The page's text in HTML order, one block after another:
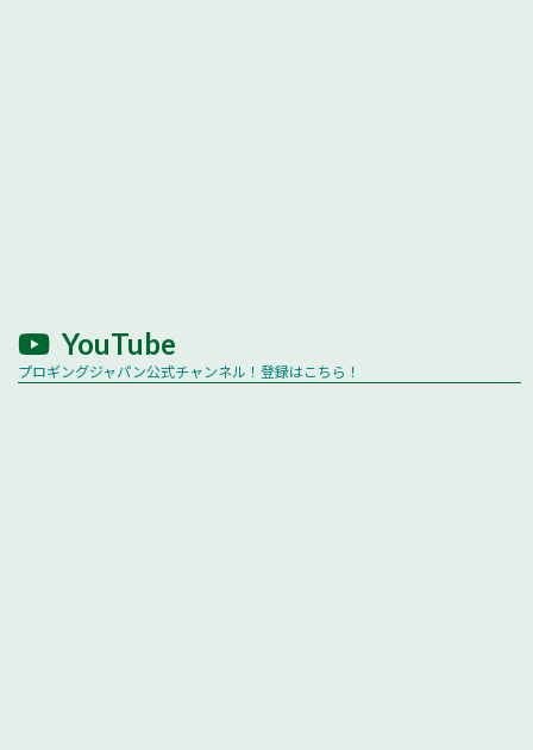
YouTube
プロギングジャパン公式チャンネル！登録はこちら！